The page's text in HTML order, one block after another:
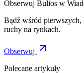
Obserwuj Bulios w
Bądź wśród
ruchy na rynkach.
Obserwuj
Polecane artykuły